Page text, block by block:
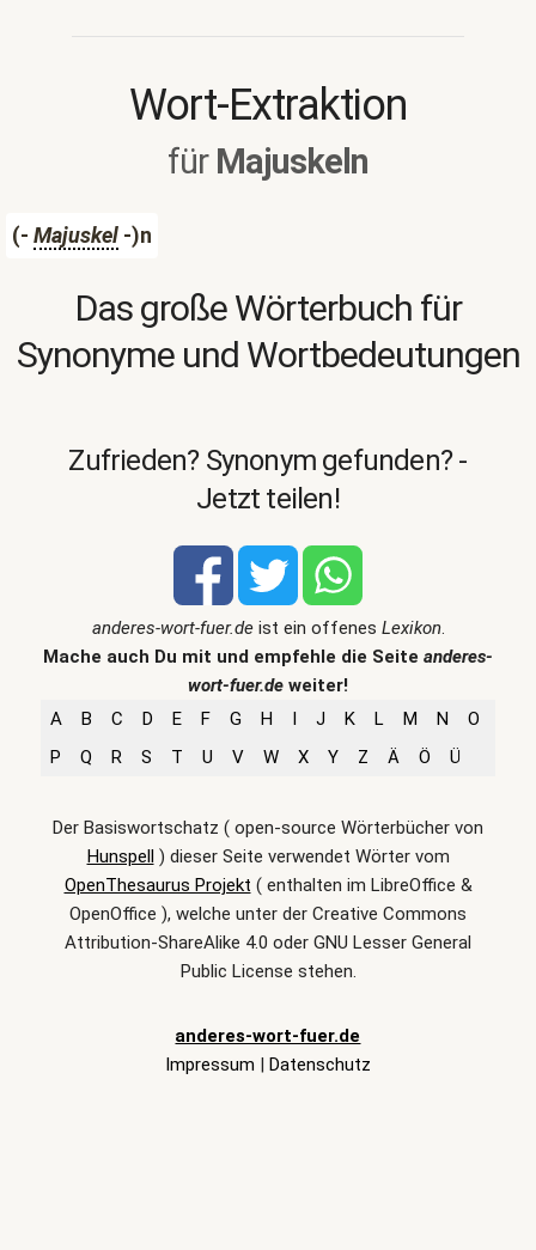
Wort-Extraktion
für Majuskeln
(- Majuskel -)n
Das große Wörterbuch für
Synonyme und Wortbedeutungen
Zufrieden? Synonym gefunden? -
Jetzt teilen!
anderes-wort-fuer.deist ein offenes Lexikon.
Mache auch Du mit und empfehle die Seite anderes-
wort-fuer.de weiter!
A
B C D E F G H I J K L M N
O
P
Q R S T U V W X Y Z Ä Ö Ü
Der Basiswortschatz ( open-source Wörterbücher von
Hunspell) dieser Seite verwendet Wörter vom
OpenThesaurus Projekt ( enthalten im LibreOffice &
OpenOffice ), welche unter der Creative Commons
Attribution-ShareAlike 4.0 oder GNU Lesser General
Public License stehen.
anderes-wort-fuer.de
Impressum | Datenschutz